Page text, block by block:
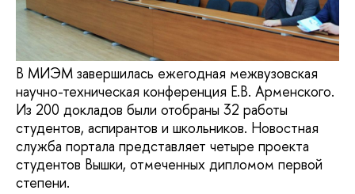
В МИЭМ завершилась ежегодная межвузовская
научно-техническая конференция Е.В. Арменского.
Из 200 докладов были отобраны 32 работы
студентов, аспирантов и школьников. Новостная
служба портала представляет четыре проекта
студентов Вышки, отмеченных дипломом первой
степени.